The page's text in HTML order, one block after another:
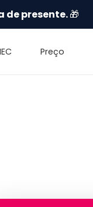
de presente.🎁
Preço